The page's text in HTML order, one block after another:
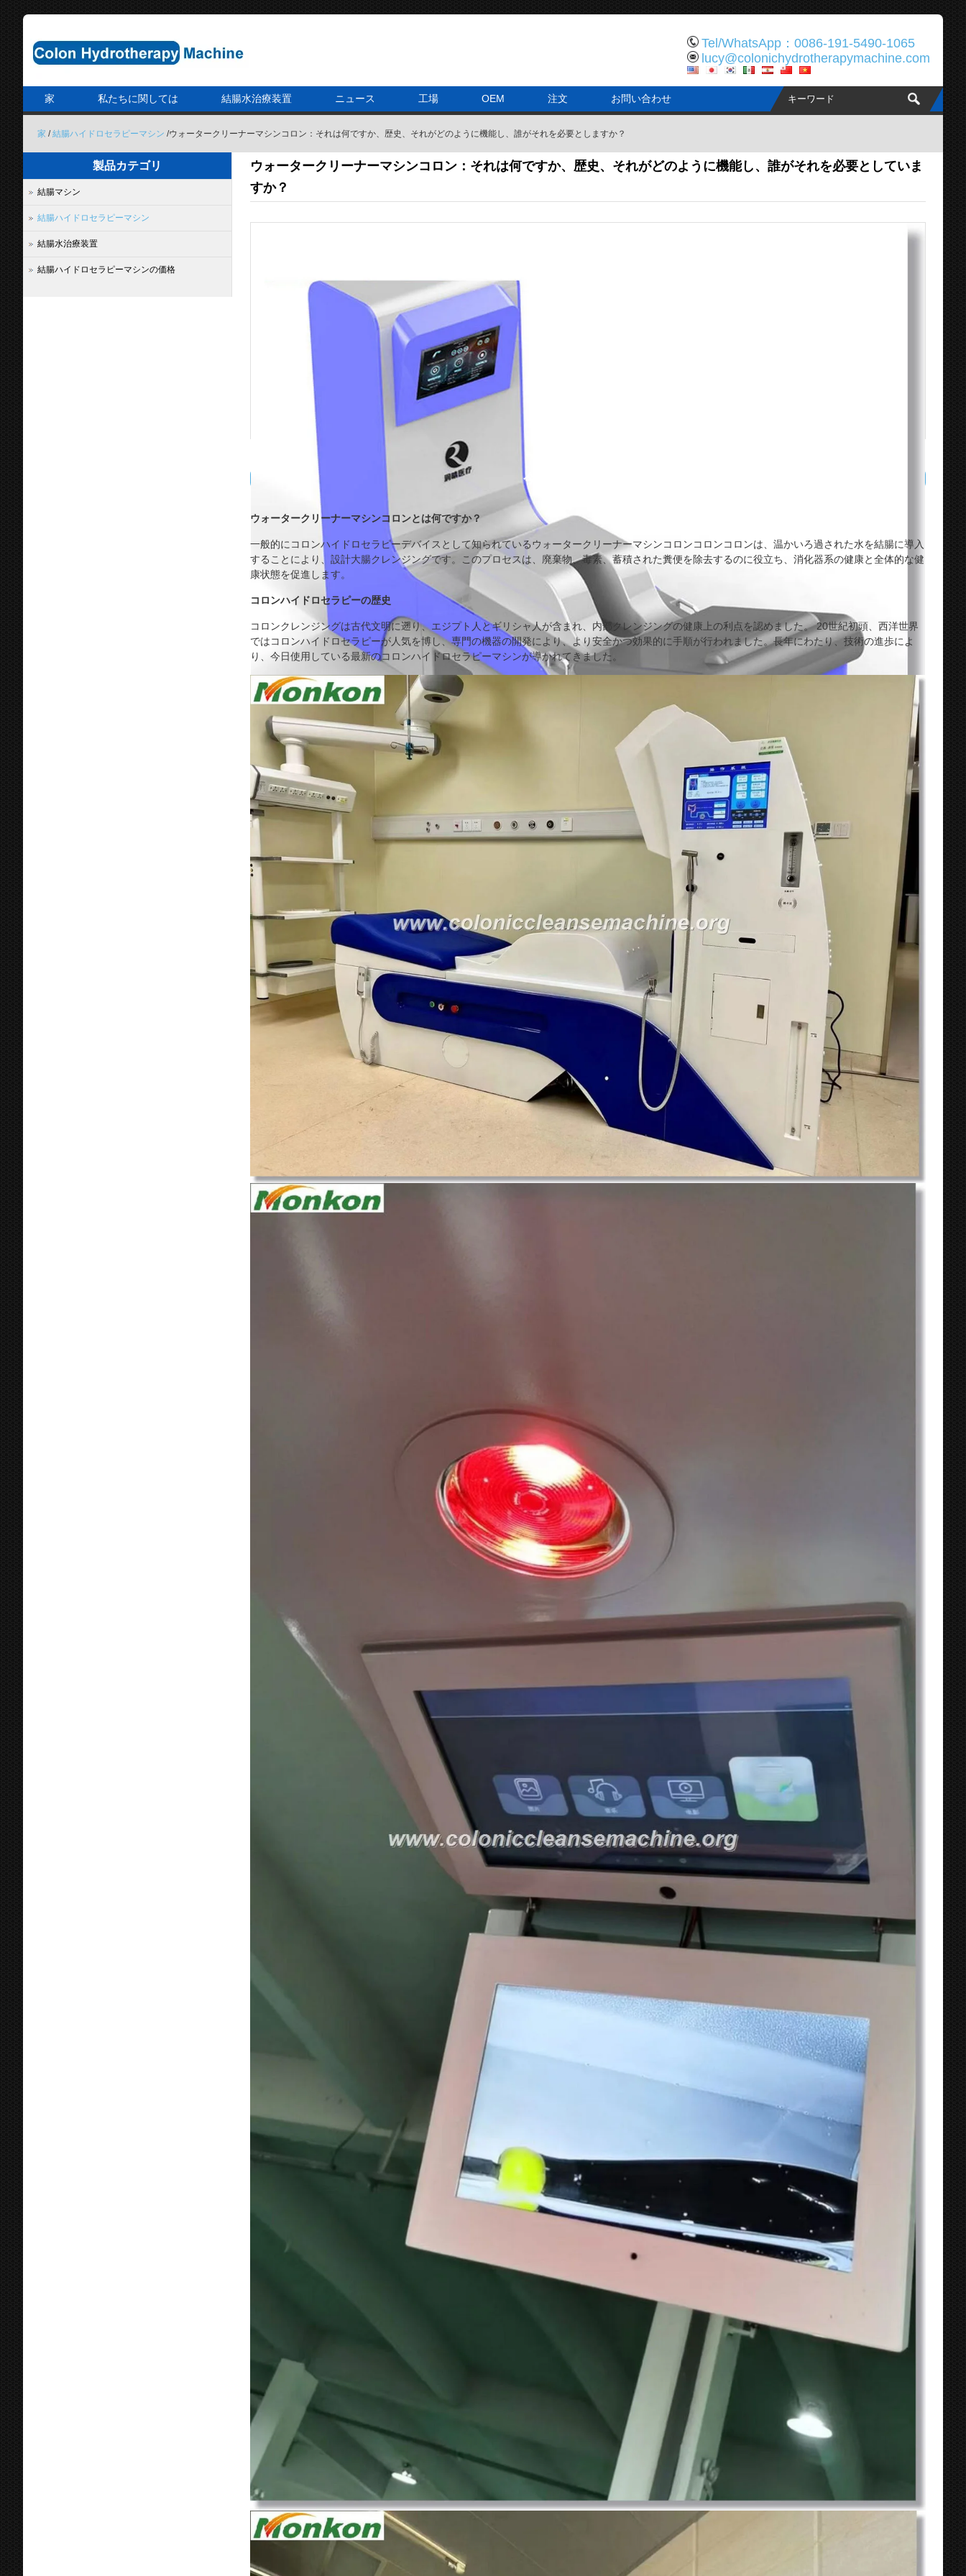
Tel/WhatsApp：0086-191-5490-1065
lucy@colonichydrotherapymachine.com
家 私たちに関しては 結腸水治療装置 ニュース 工場 OEM 注文 お問い合わせ
家 /結腸ハイドロセラピーマシン /ウォータークリーナーマシンコロン：それは何ですか、歴史、それがどのように機能し、誰がそれを必要としますか？
ウォータークリーナーマシンコロン：それは何ですか、歴史、それがどのように機能し、誰がそれを必要としていま
すか？
今すぐお問い合わせ！
ウォータークリーナーマシンコロンとは何ですか？
一般的にコロンハイドロセラピーデバイスとして知られているウォータークリーナーマシンコロンコロンコロンは、温かいろ過された水を結腸に導入
することにより、設計大腸クレンジングです。このプロセスは、廃棄物、毒素、蓄積された糞便を除去するのに役立ち、消化器系の健康と全体的な健
康状態を促進します。
コロンハイドロセラピーの歴史
コロンクレンジングは古代文明に遡り、エジプト人とギリシャ人が含まれ、内部クレンジングの健康上の利点を認めました。 20世紀初頭、西洋世界
ではコロンハイドロセラピーが人気を博し、専門の機器の開発により、より安全かつ効果的に手順が行われました。長年にわたり、技術の進歩によ
り、今日使用している最新のコロンハイドロセラピーマシンが導かれてきました。
製品カテゴリ
結腸マシン
結腸ハイドロセラピーマシン
結腸水治療装置
結腸ハイドロセラピーマシンの価格